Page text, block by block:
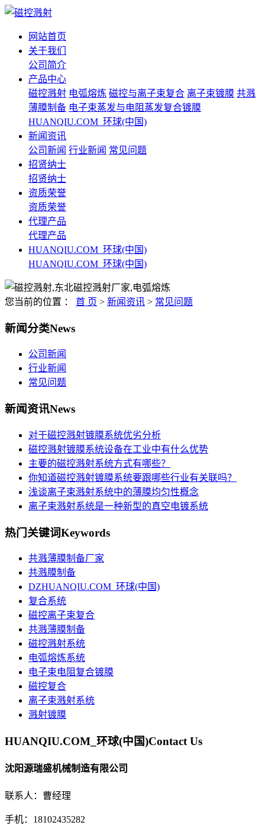
网站首页
关于我们
公司简介
产品中心
磁控溅射 电弧熔炼 磁控与离子束复合 离子束镀膜 共溅
薄膜制备 电子束蒸发与电阻蒸发复合镀膜
HUANQIU.COM_环球(中国)
新闻资讯
公司新闻 行业新闻 常见问题
招贤纳士
招贤纳士
资质荣誉
资质荣誉
代理产品
代理产品
HUANQIU.COM_环球(中国)
HUANQIU.COM_环球(中国)
您当前的位置 ： 首 页 > 新闻资讯 > 常见问题
新闻分类News
公司新闻
行业新闻
常见问题
新闻资讯News
对于磁控溅射镀膜系统优劣分析
磁控溅射镀膜系统设备在工业中有什么优势
主要的磁控溅射系统方式有哪些？
你知道磁控溅射镀膜系统要跟哪些行业有关联吗？
浅谈离子束溅射系统中的薄膜均匀性概念
离子束溅射系统是一种新型的真空电镀系统
热门关键词Keywords
共溅薄膜制备厂家
共溅膜制备
DZHUANQIU.COM_环球(中国)
复合系统
磁控离子束复合
共溅薄膜制备
磁控溅射系统
电弧熔炼系统
电子束电阻复合镀膜
磁控复合
离子束溅射系统
溅射镀膜
HUANQIU.COM_环球(中国)Contact Us
沈阳源瑞盛机械制造有限公司
联系人：曹经理
手机：18102435282